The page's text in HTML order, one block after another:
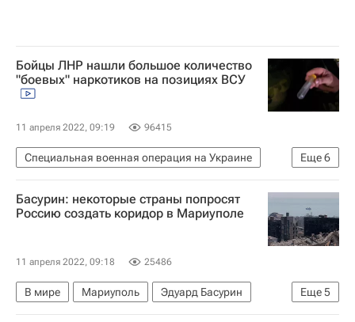
Бойцы ЛНР нашли большое количество
"боевых" наркотиков на позициях ВСУ
11 апреля 2022, 09:19 96415
Еще6
Специальная военная операция на Украине
В мире
Владимир Путин
Россия
Луганская Народная Республика
Украина
Басурин: некоторые страны попросят
Россию создать коридор в Мариуполе
11 апреля 2022, 09:18 25486
Еще5
В мире Мариуполь
Эдуард Басурин
Донецкая Народная Республика
Россия